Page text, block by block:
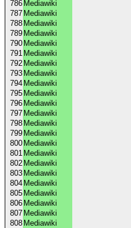
786 Mediawiki
787 Mediawiki
788 Mediawiki
789 Mediawiki
790 Mediawiki
791 Mediawiki
792 Mediawiki
793 Mediawiki
794 Mediawiki
795 Mediawiki
796 Mediawiki
797 Mediawiki
798 Mediawiki
799 Mediawiki
800 Mediawiki
801 Mediawiki
802 Mediawiki
803 Mediawiki
804 Mediawiki
805 Mediawiki
806 Mediawiki
807 Mediawiki
808 Mediawiki